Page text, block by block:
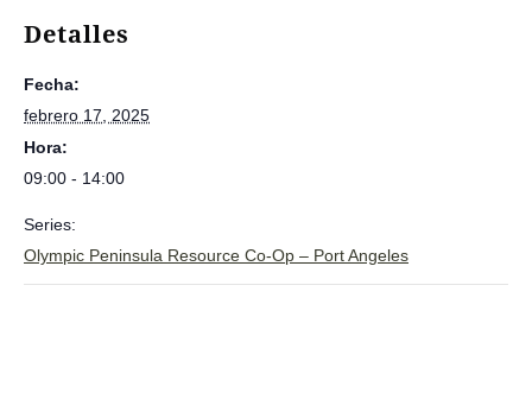
Detalles
Fecha:
febrero 17, 2025
Hora:
09:00 - 14:00
Series:
Olympic Peninsula Resource Co-Op – Port Angeles